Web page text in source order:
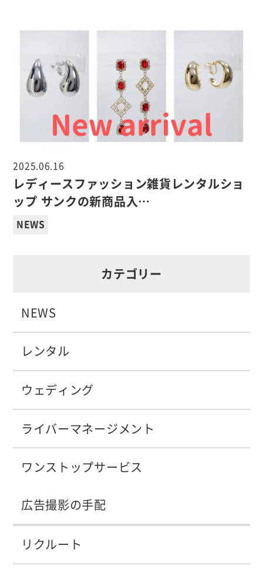
2025.06.16
レディースファッション雑貨レンタルショ
ップ サンクの新商品入…
NEWS
カテゴリー
NEWS
レンタル
ウェディング
ライバーマネージメント
ワンストップサービス
広告撮影の手配
リクルート